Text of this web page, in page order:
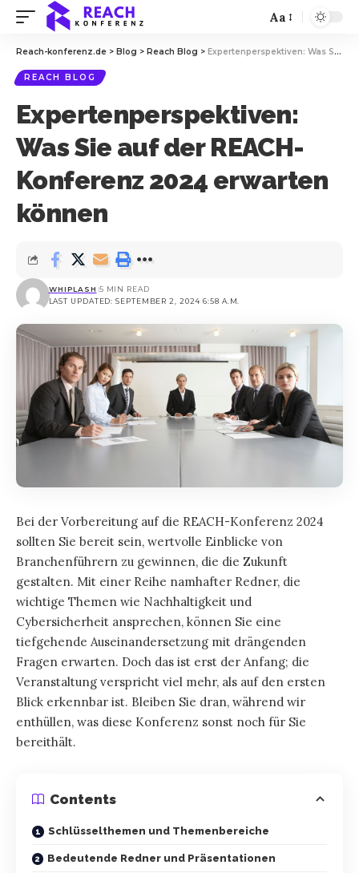
Aa
Reach-konferenz.de > Blog > Reach Blog > Expertenperspektiven: Was Sie auf der REACH-Konferenz 2024 erwarten können
REACH BLOG
Expertenperspektiven:
Was Sie auf der REACH-
Konferenz 2024 erwarten
können
LAST UPDATED: SEPTEMBER 2, 2024 6:58 A.M.
WHIPLASH 5 MIN READ
Bei der Vorbereitung auf die REACH-Konferenz 2024
sollten Sie bereit sein, wertvolle Einblicke von
Branchenführern zu gewinnen, die die Zukunft
gestalten. Mit einer Reihe namhafter Redner, die
wichtige Themen wie Nachhaltigkeit und
Cybersicherheit ansprechen, können Sie eine
tiefgehende Auseinandersetzung mit drängenden
Fragen erwarten. Doch das ist erst der Anfang; die
Veranstaltung verspricht viel mehr, als auf den ersten
Blick erkennbar ist. Bleiben Sie dran, während wir
enthüllen, was diese Konferenz sonst noch für Sie
bereithält.
Contents
Schlüsselthemen und Themenbereiche
Bedeutende Redner und Präsentationen